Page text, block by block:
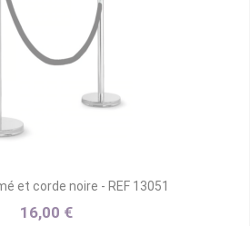
et corde noire - REF 13051
16,00 €